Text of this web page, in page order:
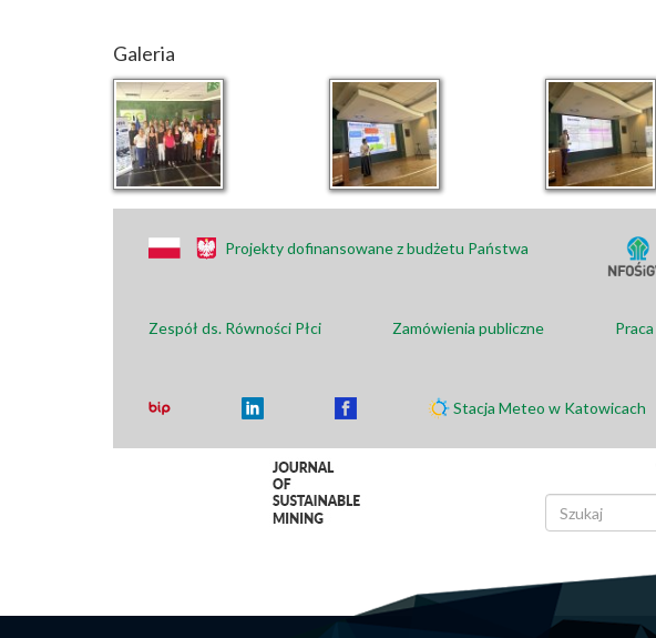
Galeria
Projekty dofinansowane z budżetu Państwa
Zespół ds. Równości Płci Zamówienia publiczne
Stacja Meteo w Katowicach